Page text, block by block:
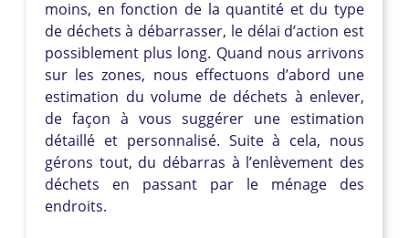
moins, en fonction de la quantité et du type
de déchets à débarrasser, le délai d’action est
possiblement plus long. Quand nous arrivons
sur les zones, nous effectuons d’abord une
estimation du volume de déchets à enlever,
de façon à vous suggérer une estimation
détaillé et personnalisé. Suite à cela, nous
gérons tout, du débarras à l’enlèvement des
déchets en passant par le ménage des
endroits.